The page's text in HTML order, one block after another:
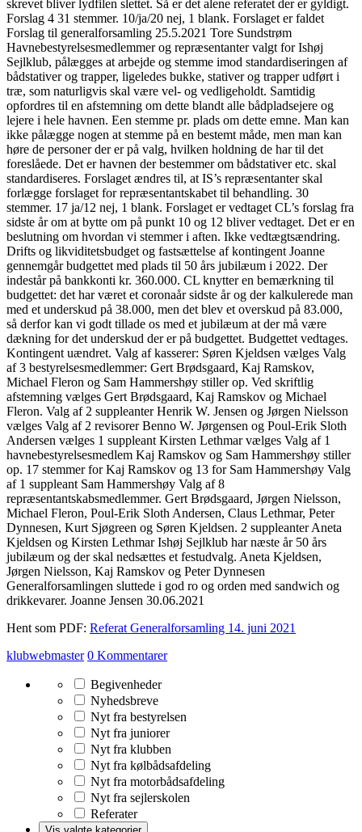
skrevet bliver lydfilen slettet. Så er det alene referatet der er gyldigt.
Forslag 4 31 stemmer. 10/ja/20 nej, 1 blank. Forslaget er faldet
Forslag til generalforsamling 25.5.2021 Tore Sundstrøm
Havnebestyrelsesmedlemmer og repræsentanter valgt for Ishøj
Sejlklub, pålægges at arbejde og stemme imod standardiseringen af
bådstativer og trapper, ligeledes bukke, stativer og trapper udført i
træ, som naturligvis skal være vel- og vedligeholdt. Samtidig
opfordres til en afstemning om dette blandt alle bådpladsejere og
lejere i hele havnen. Een stemme pr. plads om dette emne. Man kan
ikke pålægge nogen at stemme på en bestemt måde, men man kan
høre de personer der er på valg, hvilken holdning de har til det
foreslåede. Det er havnen der bestemmer om bådstativer etc. skal
standardiseres. Forslaget ændres til, at IS’s repræsentanter skal
forlægge forslaget for repræsentantskabet til behandling. 30
stemmer. 17 ja/12 nej, 1 blank. Forslaget er vedtaget CL’s forslag fra
sidste år om at bytte om på punkt 10 og 12 bliver vedtaget. Det er en
beslutning om hvordan vi stemmer i aften. Ikke vedtægtsændring.
Drifts og likviditetsbudget og fastsættelse af kontingent Joanne
gennemgår budgettet med plads til 50 års jubilæum i 2022. Der
indestår på bankkonti kr. 360.000. CL knytter en bemærkning til
budgettet: det har været et coronaår sidste år og der kalkulerede man
med et underskud på 38.000, men det blev et overskud på 83.000,
så derfor kan vi godt tillade os med et jubilæum at der må være
dækning for det underskud der er på budgettet. Budgettet vedtages.
Kontingent uændret. Valg af kasserer: Søren Kjeldsen vælges Valg
af 3 bestyrelsesmedlemmer: Gert Brødsgaard, Kaj Ramskov,
Michael Fleron og Sam Hammershøy stiller op. Ved skriftlig
afstemning vælges Gert Brødsgaard, Kaj Ramskov og Michael
Fleron. Valg af 2 suppleanter Henrik W. Jensen og Jørgen Nielsson
vælges Valg af 2 revisorer Benno W. Jørgensen og Poul-Erik Sloth
Andersen vælges 1 suppleant Kirsten Lethmar vælges Valg af 1
havnebestyrelsesmedlem Kaj Ramskov og Sam Hammershøy stiller
op. 17 stemmer for Kaj Ramskov og 13 for Sam Hammershøy Valg
af 1 suppleant Sam Hammershøy Valg af 8
repræsentantskabsmedlemmer. Gert Brødsgaard, Jørgen Nielsson,
Michael Fleron, Poul-Erik Sloth Andersen, Claus Lethmar, Peter
Dynnesen, Kurt Sjøgreen og Søren Kjeldsen. 2 suppleanter Aneta
Kjeldsen og Kirsten Lethmar Ishøj Sejlklub har næste år 50 års
jubilæum og der skal nedsættes et festudvalg. Aneta Kjeldsen,
Jørgen Nielsson, Kaj Ramskov og Peter Dynnesen
Generalforsamlingen sluttede i god ro og orden med sandwich og
drikkevarer. Joanne Jensen 30.06.2021
Hent som PDF: Referat Generalforsamling 14. juni 2021
klubwebmaster 0 Kommentarer
Begivenheder
Nyhedsbreve
Nyt fra bestyrelsen
Nyt fra juniorer
Nyt fra klubben
Nyt fra kølbådsafdeling
Nyt fra motorbådsafdeling
Nyt fra sejlerskolen
Referater